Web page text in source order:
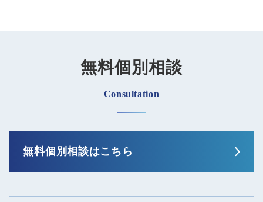
無料個別相談
Consultation
無料個別相談はこちら